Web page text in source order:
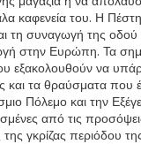
καφενεία του. Η Πέστη
τη συναγωγή της
στην Ευρώπη. Τα
εξακολουθούν να
και τα θραύσματα που
Πόλεμο και την
από τις
γκρίζας περιόδου